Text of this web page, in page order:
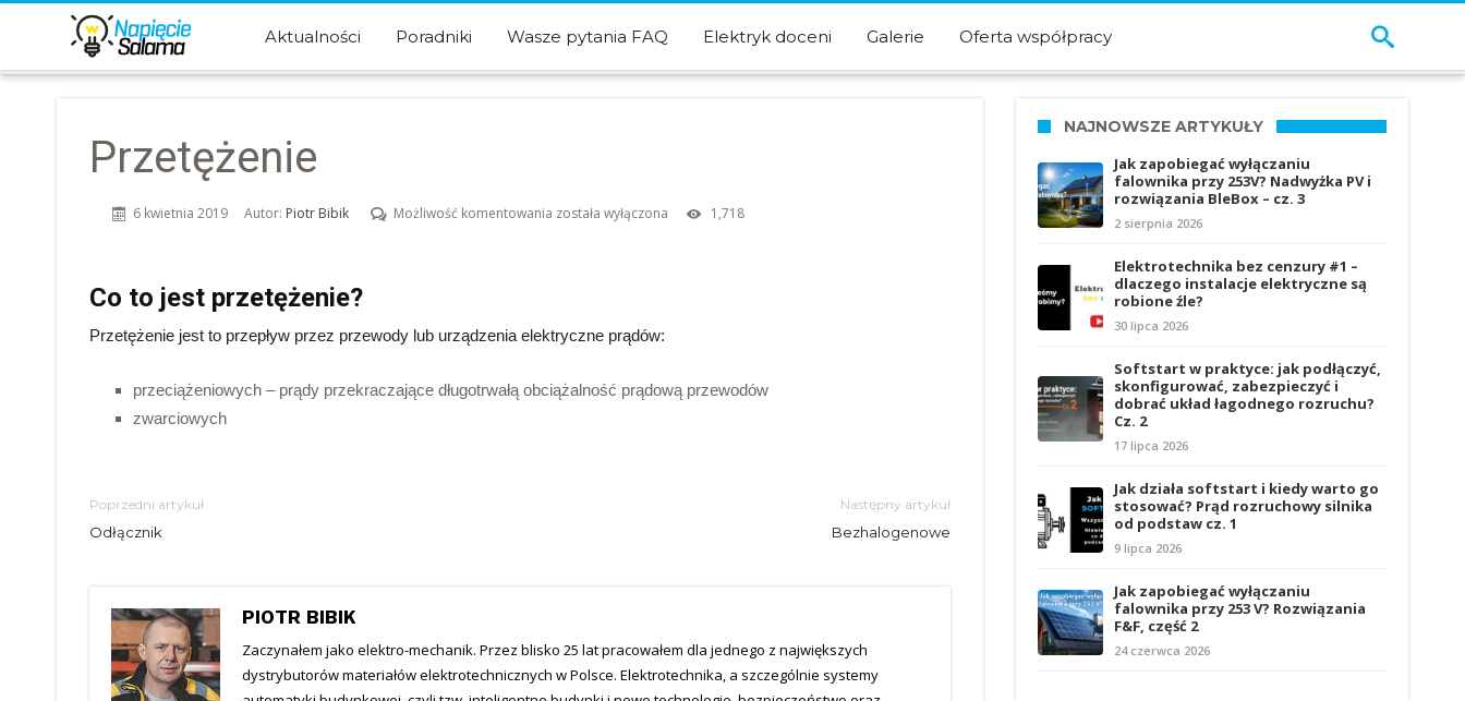
Aktualności Poradniki Wasze pytania FAQ Elektryk doceni Galerie Oferta współpracy
Przetężenie
Autor: Piotr Bibik
6 kwietnia 2019 Możliwość komentowania Przetężenie
została wyłączona 1,718
Co to jest przetężenie?
Przetężenie jest to przepływ przez przewody lub urządzenia elektryczne prądów:
przeciążeniowych – prądy przekraczające długotrwałą obciążalność prądową przewodów
zwarciowych
Poprzedni artykuł
Odłącznik
Następny artykuł
Bezhalogenowe
PIOTR BIBIK
Zaczynałem jako elektro-mechanik. Przez blisko 25 lat pracowałem dla jednego z największych
dystrybutorów materiałów elektrotechnicznych w Polsce. Elektrotechnika, a szczególnie systemy
NAJNOWSZE ARTYKUŁY
Jak zapobiegać wyłączaniu
falownika przy 253V? Nadwyżka PV i
rozwiązania BleBox – cz. 3
2 sierpnia 2026
Elektrotechnika bez cenzury #1 –
dlaczego instalacje elektryczne są
robione źle?
30 lipca 2026
Softstart w praktyce: jak podłączyć,
skonfigurować, zabezpieczyć i
dobrać układ łagodnego rozruchu?
Cz. 2
17 lipca 2026
Jak działa softstart i kiedy warto go
stosować? Prąd rozruchowy silnika
od podstaw cz. 1
9 lipca 2026
Jak zapobiegać wyłączaniu
falownika przy 253 V? Rozwiązania
F&F, część 2
24 czerwca 2026